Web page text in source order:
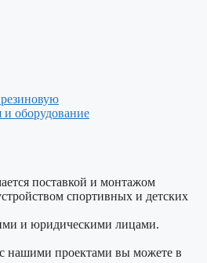
и оборудование
поставкой и монтажом
спортивных и детских
и юридическими лицами.
нашими проектами вы можете в